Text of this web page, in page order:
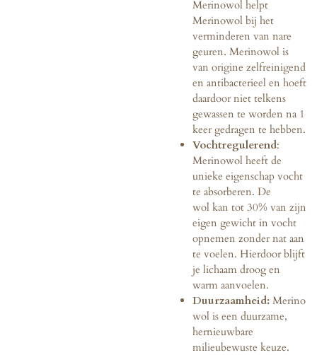
Merinowol helpt
Merinowol bij het
verminderen van nare
geuren. Merinowol is
van origine zelfreinigend
en antibacterieel en hoeft
daardoor niet telkens
gewassen te worden na 1
keer gedragen te hebben.
Vochtregulerend:
Merinowol heeft de
unieke eigenschap vocht
te absorberen. De
wol kan tot 30% van zijn
eigen gewicht in vocht
opnemen zonder nat aan
te voelen. Hierdoor blijft
je lichaam droog en
warm aanvoelen.
Duurzaamheid: Merino
wol is een duurzame,
hernieuwbare
milieubewuste keuze.